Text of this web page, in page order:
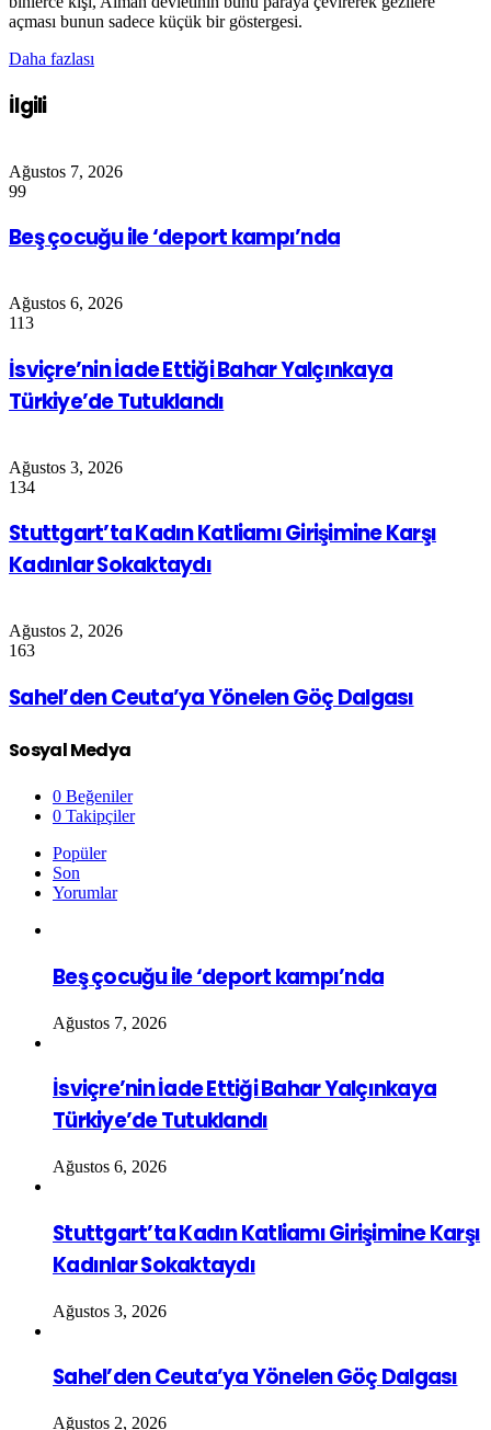
açması bunun sadece küçük bir göstergesi.
Daha fazlası
İlgili
Ağustos 7, 2026
99
Beş çocuğu ile ‘deport kampı’nda
Ağustos 6, 2026
113
İsviçre’nin İade Ettiği Bahar Yalçınkaya
Türkiye’de Tutuklandı
Ağustos 3, 2026
134
Stuttgart’ta Kadın Katliamı Girişimine Karşı
Kadınlar Sokaktaydı
Ağustos 2, 2026
163
Sahel’den Ceuta’ya Yönelen Göç Dalgası
Sosyal Medya
0 Beğeniler
0 Takipçiler
Popüler
Son
Yorumlar
Beş çocuğu ile ‘deport kampı’nda
Ağustos 7, 2026
İsviçre’nin İade Ettiği Bahar Yalçınkaya
Türkiye’de Tutuklandı
Ağustos 6, 2026
Stuttgart’ta Kadın Katliamı Girişimine Karşı
Kadınlar Sokaktaydı
Ağustos 3, 2026
Sahel’den Ceuta’ya Yönelen Göç Dalgası
Ağustos 2, 2026